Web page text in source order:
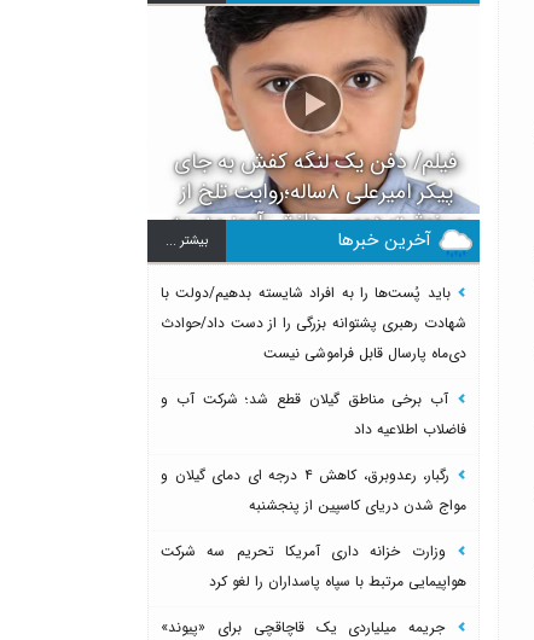
فیلم/ دفن یک لنگه کفش به جای
پیکر امیرعلی ۸ساله؛روایت تلخ از
سرنوشت دومین دانش آموز مدرسه
میناب بعد از ماکان
آخرین خبرها بيشتر ...
باید پُست‌ها را به افراد شایسته بدهیم/دولت با
شهادت رهبری پشتوانه بزرگی را از دست داد/حوادث
دی‌ماه پارسال قابل فراموشی نیست
آب برخی مناطق گیلان قطع شد؛ شرکت آب و
فاضلاب اطلاعیه داد
رگبار، رعدوبرق، کاهش ۴ درجه ای دمای گیلان و
مواج شدن دریای کاسپین از پنجشنبه
وزارت خزانه داری آمریکا تحریم سه شرکت
هواپیمایی مرتبط با سپاه پاسداران را لغو کرد
جریمه میلیاردی یک قاچاقچی برای «پیوند»